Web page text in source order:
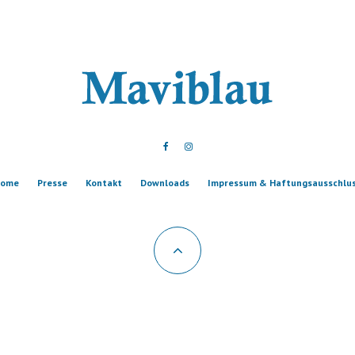
Presse Kontakt Downloads Impressum &